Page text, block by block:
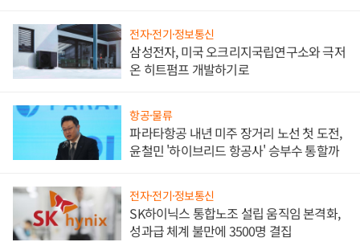
전자·전기·정보통신
삼성전자, 미국 오크리지국립연구소와 극저
온 히트펌프 개발하기로
항공·물류
파라타항공 내년 미주 장거리 노선 첫 도전,
윤철민 '하이브리드 항공사' 승부수 통할까
전자·전기·정보통신
SK하이닉스 통합노조 설립 움직임 본격화,
성과급 체계 불만에 3500명 결집